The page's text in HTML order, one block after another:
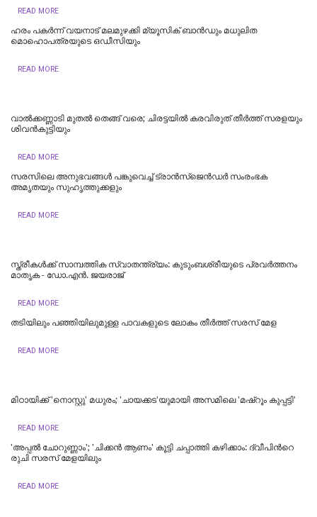
READ MORE
ഹരം പകര്‍ന്ന് വയനാട് മലമുഴക്കി മ്യൂസിക് ബാൻഡും മധുലിത
മൊഹൊപത്രയുടെ ഒഡീസിയും
READ MORE
വാൽക്കണ്ണാടി മുതൽ തെങ്ങ് വരെ; ചിരട്ടയിൽ കരവിരുത് തീർത്ത് സരളയും
ശിവൻകുട്ടിയും
READ MORE
സരസിലെ അനുഭവങ്ങൾ പങ്കുവെച്ച് ട്രാൻസ്ജെൻഡർ സംരംഭക
അമൃതയും സുഹൃത്തുക്കളും
READ MORE
സ്ത്രീകൾക്ക് സാമ്പത്തിക സ്വാതന്ത്ര്യം: കുടുംബശ്രീയുടെ പ്രവർത്തനം
മാതൃക - ഡോ.എൻ. ജയരാജ്
READ MORE
തടിയിലും പഞ്ഞിയിലുമുള്ള പാവകളുടെ ലോകം തീർത്ത് സരസ് മേള
READ MORE
മിഠായിക്ക് 'നൊസ്റ്റു' മധുരം; 'ചായക്കട'യുമായി അസമിലെ 'മഷ്റൂം കുപ്പട്ടി'
READ MORE
'അപ്പൽ ചോറുണ്ണാം'; 'ചിക്കൻ ആണം' കൂട്ടി ചപ്പാത്തി കഴിക്കാം: ദ്വീപിന്‍റെ
രുചി സരസ് മേളയിലും
READ MORE